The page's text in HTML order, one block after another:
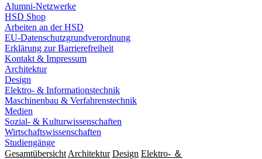
Alumni-Netzwerke
HSD Shop
Arbeiten an der HSD
EU-Datenschutzgrundverordnung
Erklärung zur Barrierefreiheit
Kontakt & Impressum
Architektur
Design
Elektro- & Informationstechnik
Maschinenbau & Verfahrenstechnik
Medien
Sozial- & Kulturwissenschaften
Wirtschaftswissenschaften
Studiengänge
Gesamtübersicht Architektur Design Elektro- ＆